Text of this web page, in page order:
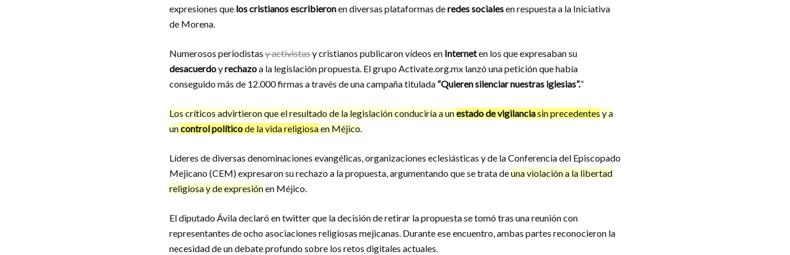
expresiones que los cristianos escribieronen diversas plataformas deredes socialesen respuesta a la Iniciativa
de Morena.
Numerosos periodistas y activistasy cristianos publicaron vídeos en Interneten los que expresaban su
desacuerdoyrechazoa la legislación propuesta. El grupo Activate.org.mx lanzó una petición que había
conseguido más de 12.000 firmas a través de una campaña titulada “Quieren silenciar nuestras iglesias”.”
Los críticos advirtieron que el resultado de la legislación conduciría a unestado de vigilanciasin precedentes y a
uncontrol políticode la vida religiosaen Méjico.
Líderes de diversas denominaciones evangélicas, organizaciones eclesiásticas y de la Conferencia del Episcopado
Mejicano (CEM) expresaron su rechazo a la propuesta, argumentando que se trata deuna violación a la libertad
religiosa y de expresiónen Méjico.
El diputado Ávila declaró en twitter que la decisión de retirar la propuesta se tomó tras una reunión con
representantes de ocho asociaciones religiosas mejicanas. Durante ese encuentro, ambas partes reconocieron la
necesidad de un debate profundo sobre los retos digitales actuales.